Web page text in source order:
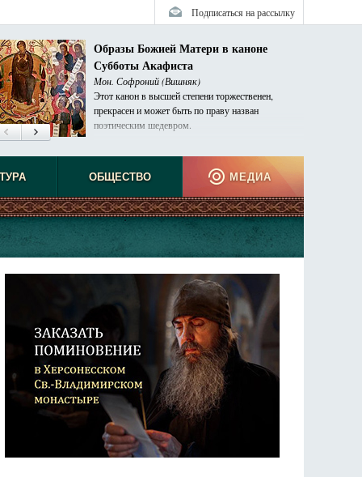
Подписаться на рассылку
Образы Божией Матери в каноне
Субботы Акафиста
Мон. Софроний (Вишняк)
Этот канон в высшей степени торжественен,
прекрасен и может быть по праву назван
поэтическим шедевром.
ОБЩЕСТВО МЕДИА